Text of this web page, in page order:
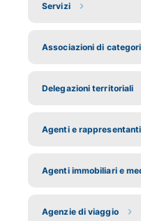
Servizi
Associazioni di
Delegazioni territoriali
Agenti e
Agenti immobiliari e
Agenzie di viaggio